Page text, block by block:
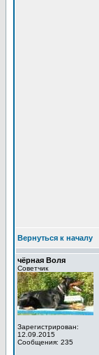
Вернуться к началу
чёрная Воля
Советчик
Зарегистрирован:
12.09.2015
Сообщения: 235